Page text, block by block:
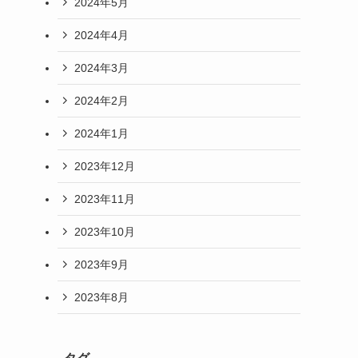
2024年4月
2024年3月
2024年2月
2024年1月
2023年12月
2023年11月
2023年10月
2023年9月
2023年8月